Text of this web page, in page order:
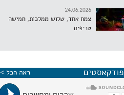
24.06.2026
צמח אחד, שלוש ממלכות, חמישה
טריפים
פודקאסטים ראה הכל >